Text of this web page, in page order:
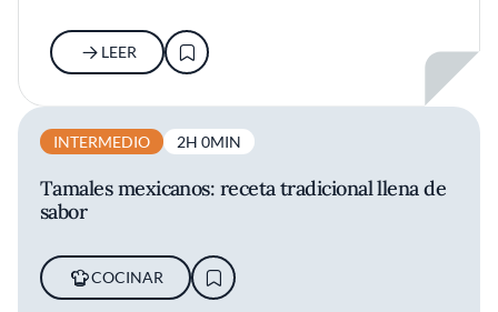
LEER
INTERMEDIO 2H 0MIN
Tamales mexicanos: receta tradicional llena de
sabor
COCINAR